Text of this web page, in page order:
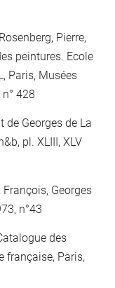
Pierre,
peintures. Ecole
Paris, Musées
428
de Georges de La
pl. XLIII, XLV
François, Georges
n°43
des
française, Paris,